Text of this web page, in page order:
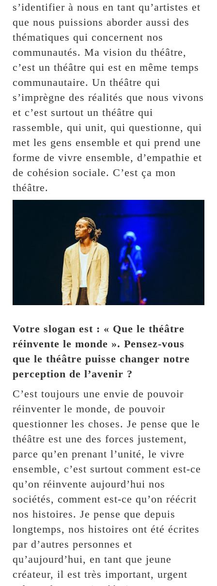
s’identifier à nous en tant qu’artistes et
que nous puissions aborder aussi des
thématiques qui concernent nos
communautés. Ma vision du théâtre,
c’est un théâtre qui est en même temps
communautaire. Un théâtre qui
s’imprègne des réalités que nous vivons
et c’est surtout un théâtre qui
rassemble, qui unit, qui questionne, qui
met les gens ensemble et qui prend une
forme de vivre ensemble, d’empathie et
de cohésion sociale. C’est ça mon
théâtre.
Votre slogan est : « Que le théâtre
réinvente le monde ». Pensez-vous
que le théâtre puisse changer notre
perception de l’avenir ?
C’est toujours une envie de pouvoir
réinventer le monde, de pouvoir
questionner les choses. Je pense que le
théâtre est une des forces justement,
parce qu’en prenant l’unité, le vivre
ensemble, c’est surtout comment est-ce
qu’on réinvente aujourd’hui nos
sociétés, comment est-ce qu’on réécrit
nos histoires. Je pense que depuis
longtemps, nos histoires ont été écrites
par d’autres personnes et
qu’aujourd’hui, en tant que jeune
créateur, il est très important, urgent